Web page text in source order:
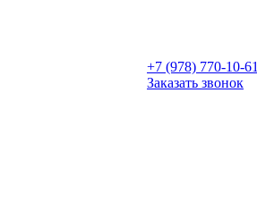
+7 (978) 770-10-61
Заказать звонок